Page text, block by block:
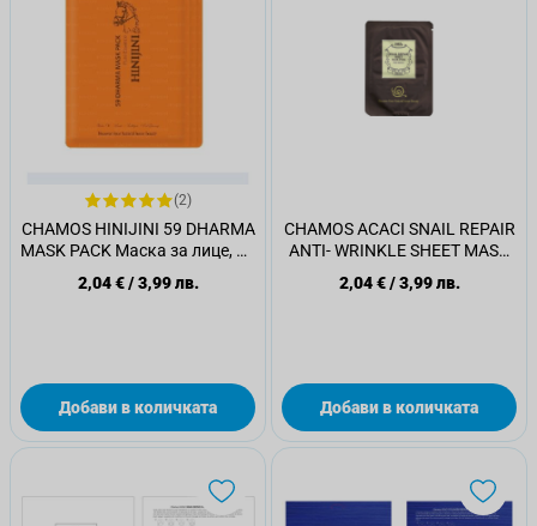
(2)
CHAMOS HINIJINI 59 DHARMA
MASK PACK Маска за лице, 25
2,04 €/3,99 лв.
Добави в количката
CHAMOS ACACI SNAIL REPAIR
ANTI- WRINKLE SHEET MASK
2,04 €/3,99 лв.
Добави в количката